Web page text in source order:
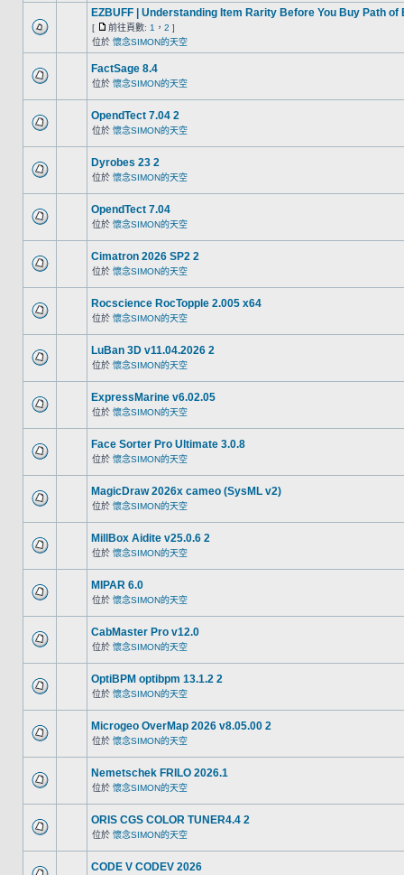
EZBUFF | Understanding Item Rarity Before You Buy Path of
[ 前往頁數: 1 ， 2 ]
位於 懷念SIMON的天空
FactSage 8.4
位於 懷念SIMON的天空
OpendTect 7.04 2
位於 懷念SIMON的天空
Dyrobes 23 2
位於 懷念SIMON的天空
OpendTect 7.04
位於 懷念SIMON的天空
Cimatron 2026 SP2 2
位於 懷念SIMON的天空
Rocscience RocTopple 2.005 x64
位於 懷念SIMON的天空
LuBan 3D v11.04.2026 2
位於 懷念SIMON的天空
ExpressMarine v6.02.05
位於 懷念SIMON的天空
Face Sorter Pro Ultimate 3.0.8
位於 懷念SIMON的天空
MagicDraw 2026x cameo (SysML v2)
位於 懷念SIMON的天空
MillBox Aidite v25.0.6 2
位於 懷念SIMON的天空
MIPAR 6.0
位於 懷念SIMON的天空
CabMaster Pro v12.0
位於 懷念SIMON的天空
OptiBPM optibpm 13.1.2 2
位於 懷念SIMON的天空
Microgeo OverMap 2026 v8.05.00 2
位於 懷念SIMON的天空
Nemetschek FRILO 2026.1
位於 懷念SIMON的天空
ORIS CGS COLOR TUNER4.4 2
位於 懷念SIMON的天空
CODE V CODEV 2026